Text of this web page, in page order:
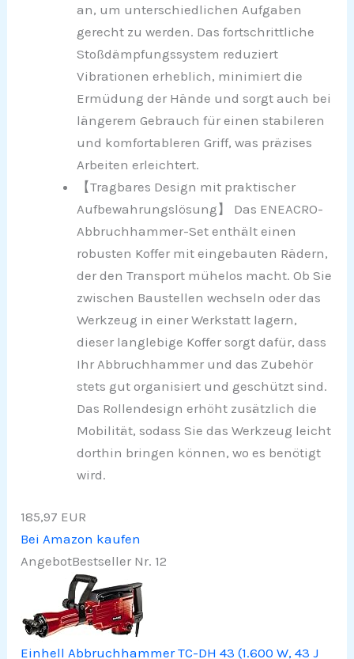
an, um unterschiedlichen Aufgaben
gerecht zu werden. Das fortschrittliche
Stoßdämpfungssystem reduziert
Vibrationen erheblich, minimiert die
Ermüdung der Hände und sorgt auch bei
längerem Gebrauch für einen stabileren
und komfortableren Griff, was präzises
Arbeiten erleichtert.
【Tragbares Design mit praktischer
Aufbewahrungslösung】 Das ENEACRO-
Abbruchhammer-Set enthält einen
robusten Koffer mit eingebauten Rädern,
der den Transport mühelos macht. Ob Sie
zwischen Baustellen wechseln oder das
Werkzeug in einer Werkstatt lagern,
dieser langlebige Koffer sorgt dafür, dass
Ihr Abbruchhammer und das Zubehör
stets gut organisiert und geschützt sind.
Das Rollendesign erhöht zusätzlich die
Mobilität, sodass Sie das Werkzeug leicht
dorthin bringen können, wo es benötigt
wird.
185,97 EUR
Bei Amazon kaufen
AngebotBestseller Nr. 12
Einhell Abbruchhammer TC-DH 43 (1.600 W, 43 J